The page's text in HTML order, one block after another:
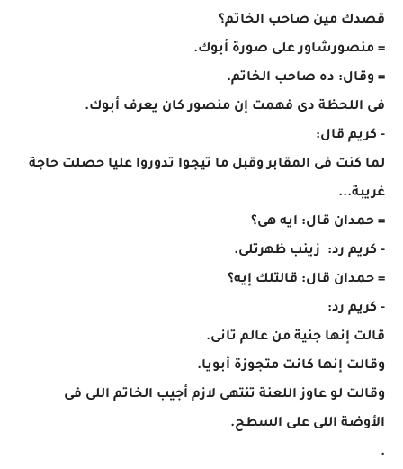
قصدك مين صاحب الخاتم؟
= منصورشاور على صورة أبوك.
= وقال: ده صاحب الخاتم.
فى اللحظة دى فهمت إن منصور كان يعرف أبوك.
- كريم قال:
لما كنت فى المقابر وقبل ما تيجوا تدوروا عليا حصلت حاجة
غريبة...
= حمدان قال: ايه هى؟
- كريم رد: زينب ظهرتلى.
= حمدان قال: قالتلك إيه؟
- كريم رد:
قالت إنها جنية من عالم تانى.
وقالت إنها كانت متجوزة أبويا.
وقالت لو عاوز اللعنة تنتهى لازم أجيب الخاتم اللى فى
الأوضة اللى على السطح.
.